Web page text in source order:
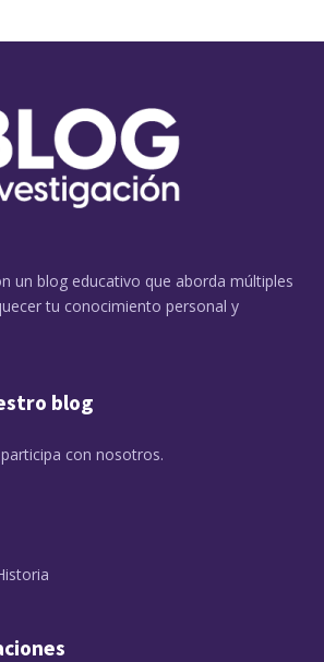
un blog educativo que aborda múltiples
tu conocimiento personal y
blog
con nosotros.